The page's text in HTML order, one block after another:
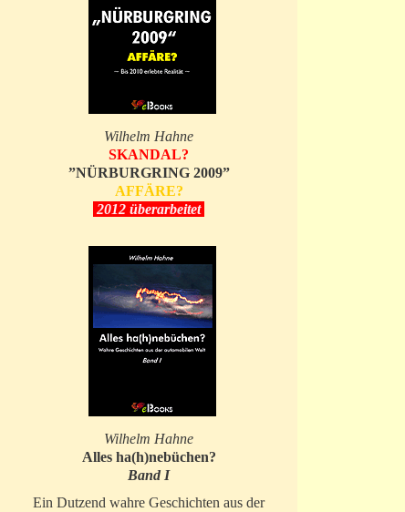
Wilhelm Hahne
SKANDAL?
”NÜRBURGRING 2009”
AFFÄRE?
2012 überarbeitet
Wilhelm Hahne
Alles ha(h)nebüchen?
Band I
Ein Dutzend wahre Geschichten aus der